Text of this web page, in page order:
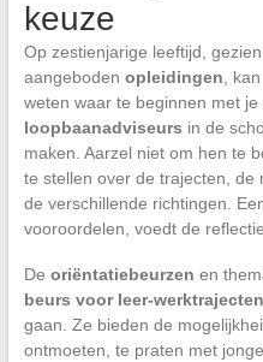
keuze
Op zestienjarige leeftijd,
aangeboden opleidingen ,
weten waar te beginnen met je
loopbaanadviseurs in de
maken. Aarzel niet om hen te
te stellen over de trajecten, de
de verschillende richtingen.
vooroordelen, voedt de
De oriëntatiebeurzen en
beurs voor leer-werktrajecten
gaan. Ze bieden de
ontmoeten, te praten met